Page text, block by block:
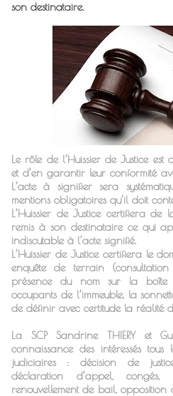
son destinataire.
Le rôle de l’Huissier de Justice est de rendre intelligible les actes
et d’en garantir leur conformité
L’acte à signifier sera
mentions obligatoires qu’il doit
L’Huissier de Justice certifiera
remis à son destinataire ce qui
indiscutable à l’acte signifié.
L’Huissier de Justice certifiera le
enquête de terrain
présence du nom sur la boîte
occupants de l’immeuble, la
de définir avec certitude la réalité
La SCP Sandrine THIERY et
connaissance des intéressés
judiciaires : décision de
déclaration d’appel,
renouvellement de bail,